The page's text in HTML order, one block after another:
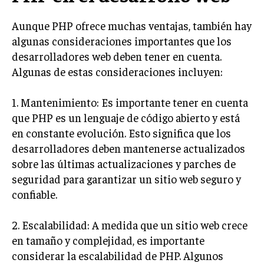
Aunque PHP ofrece muchas ventajas, también hay
algunas consideraciones importantes que los
desarrolladores web deben tener en cuenta.
Algunas de estas consideraciones incluyen:
1. Mantenimiento: Es importante tener en cuenta
que PHP es un lenguaje de código abierto y está
en constante evolución. Esto significa que los
desarrolladores deben mantenerse actualizados
sobre las últimas actualizaciones y parches de
seguridad para garantizar un sitio web seguro y
confiable.
2. Escalabilidad: A medida que un sitio web crece
en tamaño y complejidad, es importante
considerar la escalabilidad de PHP. Algunos